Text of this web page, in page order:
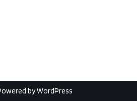
byWordPress